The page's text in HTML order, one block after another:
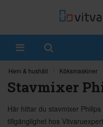
Hem & hushåll Köksmaskiner
Stavmixer
Här hittar du stavmixer Philips
tillgänglighet hos